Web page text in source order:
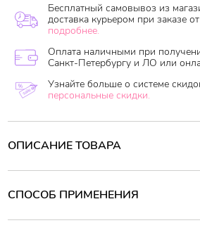
Бесплатный самовывоз из
доставка курьером при заказе
подробнее.
Оплата наличными при
Санкт-Петербургу и ЛО или
Узнайте больше о системе
персональные скидки.
ОПИСАНИЕ ТОВАРА
Кондиционер Asience Soft Elasticity Type
множеством других ценных компонентов
волосам шелковистую мягкость и
СПОСОБ ПРИМЕНЕНИЯ
Способ применения: